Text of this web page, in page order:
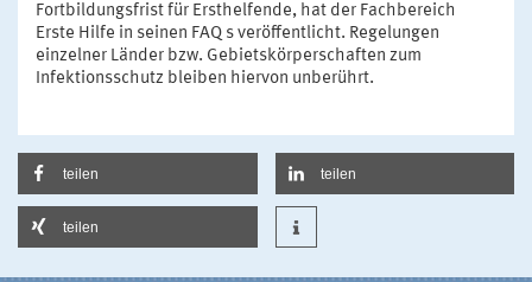
Fortbildungsfrist für Ersthelfende, hat der Fachbereich
Erste Hilfe in seinen FAQ s veröffentlicht. Regelungen
einzelner Länder bzw. Gebietskörperschaften zum
Infektionsschutz bleiben hiervon unberührt.
teilen teilen
teilen